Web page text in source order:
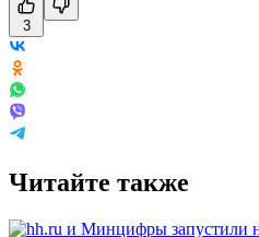
3
Читайте также